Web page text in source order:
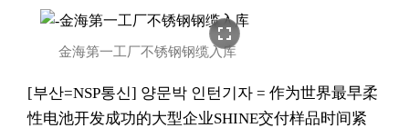
fullscreen
金海第一工厂不锈钢钢缆入库
[부산=NSP통신] 양문박 인턴기자 = 作为世界最早柔
性电池开发成功的大型企业SHINE交付样品时间紧